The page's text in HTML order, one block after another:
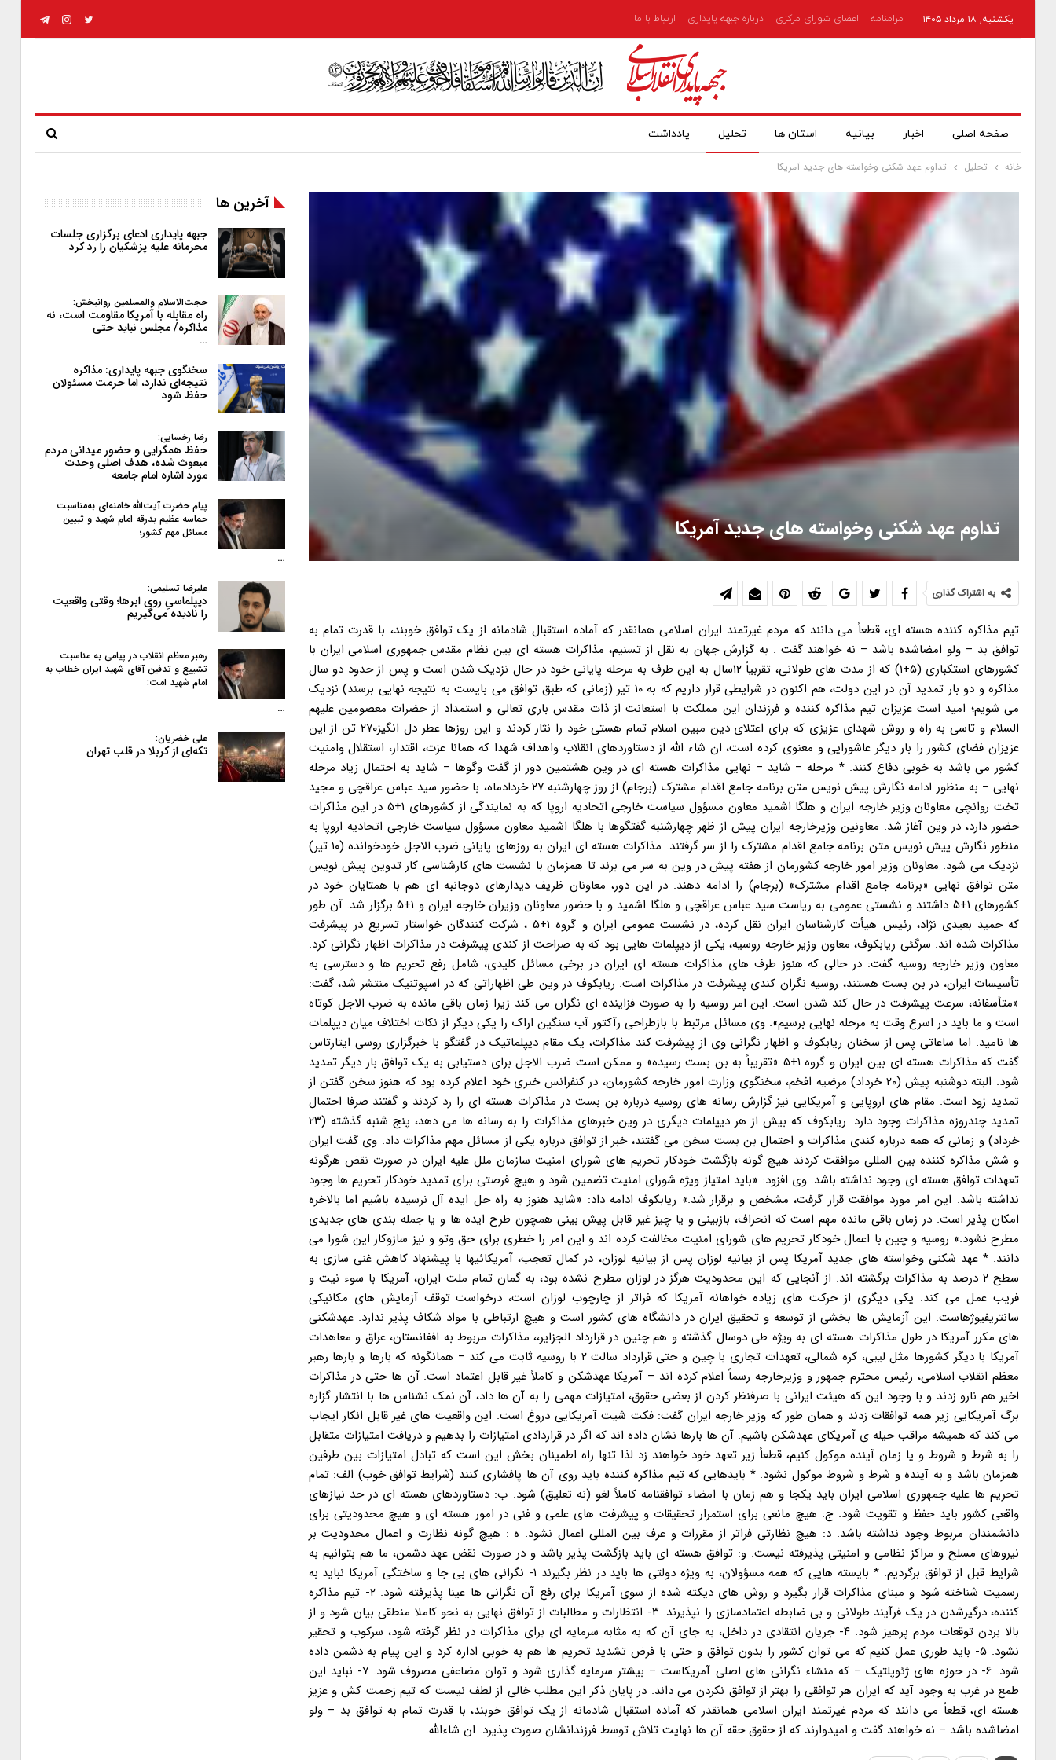
یکشنبه, ۱۸ مرداد ۱۴۰۵ مرامنامه اعضای شورای مرکزی درباره جبهه پایداری ارتباط با ما
صفحه اصلی اخبار بیانیه استان ها تحلیل یادداشت
خانه تحلیل تداوم عهد شکنی وخواسته های جدید آمریکا
تداوم عهد شکنی وخواسته های جدید آمریکا
به اشتراک گذاری
تیم مذاکره کننده هسته ای، قطعاً می دانند که مردم غیرتمند ایران اسلامی همانقدر که آماده استقبال شادمانه از یک توافق خوبند، با قدرت تمام به
توافق بد – ولو امضاشده باشد – نه خواهند گفت . به گزارش جهان به نقل از تسنیم، مذاکرات هسته ای بین نظام مقدس جمهوری اسلامی ایران با
کشورهای استکباری (۵+۱) که از مدت های طولانی، تقربیاً ۱۲سال به این طرف به مرحله پایانی خود در حال نزدیک شدن است و پس از حدود دو سال
مذاکره و دو بار تمدید آن در این دولت، هم اکنون در شرایطی قرار داریم که به ۱۰ تیر (زمانی که طبق توافق می بایست به نتیجه نهایی برسند) نزدیک
می شویم؛ امید است عزیزان تیم مذاکره کننده و فرزندان این مملکت با استعانت از ذات مقدس باری تعالی و استمداد از حضرات معصومین علیهم
السلام و تاسی به راه و روش شهدای عزیزی که برای اعتلای دین مبین اسلام تمام هستی خود را نثار کردند و این روزها عطر دل انگیز۲۷۰ تن از این
عزیزان فضای کشور را بار دیگر عاشورایی و معنوی کرده است، ان شاء الله از دستاوردهای انقلاب واهداف شهدا که همانا عزت، اقتدار، استقلال وامنیت
کشور می باشد به خوبی دفاع کنند. * مرحله – شاید – نهایی مذاکرات هسته ای در وین هشتمین دور از گفت وگوها – شاید به احتمال زیاد مرحله
نهایی – به منظور ادامه نگارش پیش نویس متن برنامه جامع اقدام مشترک (برجام) از روز چهارشنبه ۲۷ خردادماه، با حضور سید عباس عراقچی و مجید
تخت روانچی معاونان وزیر خارجه ایران و هلگا اشمید معاون مسؤول سیاست خارجی اتحادیه اروپا که به نمایندگی از کشورهای ۱+۵ در این مذاکرات
حضور دارد، در وین آغاز شد. معاونین وزیرخارجه ایران پیش از ظهر چهارشنبه گفتگوها با هلگا اشمید معاون مسؤول سیاست خارجی اتحادیه اروپا به
منظور نگارش پیش نویس متن برنامه جامع اقدام مشترک را از سر گرفتند. مذاکرات هسته ای ایران به روزهای پایانی ضرب الاجل خودخوانده (۱۰ تیر)
نزدیک می شود. معاونان وزیر امور خارجه کشورمان از هفته پیش در وین به سر می برند تا همزمان با نشست های کارشناسی کار تدوین پیش نویس
متن توافق نهایی «برنامه جامع اقدام مشترک» (برجام) را ادامه دهند. در این دور، معاونان ظریف دیدارهای دوجانبه ای هم با همتایان خود در
کشورهای ۱+۵ داشتند و نشستی عمومی به ریاست سید عباس عراقچی و هلگا اشمید و با حضور معاونان وزیران خارجه ایران و ۱+۵ برگزار شد. آن طور
که حمید بعیدی نژاد، رئیس هیأت کارشناسان ایران نقل کرده، در نشست عمومی ایران و گروه ۱+۵ ، شرکت کنندگان خواستار تسریع در پیشرفت
مذاکرات شده اند. سرگئی ریابکوف، معاون وزیر خارجه روسیه، یکی از دیپلمات هایی بود که به صراحت از کندی پیشرفت در مذاکرات اظهار نگرانی کرد.
معاون وزیر خارجه روسیه گفت: در حالی که هنوز طرف های مذاکرات هسته ای ایران در برخی مسائل کلیدی، شامل رفع تحریم ها و دسترسی به
تأسیسات ایران، در بن بست هستند، روسیه نگران کندی پیشرفت در مذاکرات است. ریابکوف در وین طی اظهاراتی که در اسپوتنیک منتشر شد، گفت:
«متأسفانه، سرعت پیشرفت در حال کند شدن است. این امر روسیه را به صورت فزاینده ای نگران می کند زیرا زمان باقی مانده به ضرب الاجل کوتاه
است و ما باید در اسرع وقت به مرحله نهایی برسیم». وی مسائل مرتبط با بازطراحی رآکتور آب سنگین اراک را یکی دیگر از نکات اختلاف میان دیپلمات
ها نامید. اما ساعاتی پس از سخنان ریابکوف و اظهار نگرانی وی از پیشرفت کند مذاکرات، یک مقام دیپلماتیک در گفتگو با خبرگزاری روسی ایتارتاس
گفت که مذاکرات هسته ای بین ایران و گروه ۱+۵ «تقریباً به بن بست رسیده» و ممکن است ضرب الاجل برای دستیابی به یک توافق بار دیگر تمدید
شود. البته دوشنبه پیش (۲۰ خرداد) مرضیه افخم، سخنگوی وزارت امور خارجه کشورمان، در کنفرانس خبری خود اعلام کرده بود که هنوز سخن گفتن از
تمدید زود است. مقام های اروپایی و آمریکایی نیز گزارش رسانه های روسیه درباره بن بست در مذاکرات هسته ای را رد کردند و گفتند صرفا احتمال
تمدید چندروزه مذاکرات وجود دارد. ریابکوف که بیش از هر دیپلمات دیگری در وین خبرهای مذاکرات را به رسانه ها می دهد، پنج شنبه گذشته (۲۳
خرداد) و زمانی که همه درباره کندی مذاکرات و احتمال بن بست سخن می گفتند، خبر از توافق درباره یکی از مسائل مهم مذاکرات داد. وی گفت ایران
و شش مذاکره کننده بین المللی موافقت کردند هیچ گونه بازگشت خودکار تحریم های شورای امنیت سازمان ملل علیه ایران در صورت نقض هرگونه
تعهدات توافق هسته ای وجود نداشته باشد. وی افزود: «باید امتیاز ویژه شورای امنیت تضمین شود و هیچ فرصتی برای تمدید خودکار تحریم ها وجود
نداشته باشد. این امر مورد موافقت قرار گرفت، مشخص و برقرار شد.» ریابکوف ادامه داد: «شاید هنوز به راه حل ایده آل نرسیده باشیم اما بالاخره
امکان پذیر است. در زمان باقی مانده مهم است که انحراف، بازبینی و یا چیز غیر قابل پیش بینی همچون طرح ایده ها و یا جمله بندی های جدیدی
مطرح نشود.» روسیه و چین با اعمال خودکار تحریم های شورای امنیت مخالفت کرده اند و این امر را خطری برای حق وتو و نیز سازوکار این شورا می
دانند. * عهد شکنی وخواسته های جدید آمریکا پس از بیانیه لوزان پس از بیانیه لوزان، در کمال تعجب، آمریکائیها با پیشنهاد کاهش غنی سازی به
سطح ۲ درصد به مذاکرات برگشته اند. از آنجایی که این محدودیت هرگز در لوزان مطرح نشده بود، به گمان تمام ملت ایران، آمریکا با سوء نیت و
فریب عمل می کند. یکی دیگری از حرکت های زیاده خواهانه آمریکا که فراتر از چارچوب لوزان است، درخواست توقف آزمایش های مکانیکی
سانتریفیوژهاست. این آزمایش ها بخشی از توسعه و تحقیق ایران در دانشگاه های کشور است و هیچ ارتباطی با مواد شکاف پذیر ندارد. عهدشکنی
های مکرر آمریکا در طول مذاکرات هسته ای به ویژه طی دوسال گذشته و هم چنین در قرارداد الجزایر،، مذاکرات مربوط به افغانستان، عراق و معاهدات
آمریکا با دیگر کشورها مثل لیبی، کره شمالی، تعهدات تجاری با چین و حتی قرارداد سالت ۲ با روسیه ثابت می کند – همانگونه که بارها و بارها رهبر
معظم انقلاب اسلامی، رئیس محترم جمهور و وزیرخارجه رسماً اعلام کرده اند – آمریکا عهدشکن و کاملاً غیر قابل اعتماد است. آن ها حتی در مذاکرات
اخیر هم نارو زدند و با وجود این که هیئت ایرانی با صرفنظر کردن از بعضی حقوق، امتیازات مهمی را به آن ها داد، آن نمک نشناس ها با انتشار گزاره
برگ آمریکایی زیر همه توافقات زدند و همان طور که وزیر خارجه ایران گفت: فکت شیت آمریکایی دروغ است. این واقعیت های غیر قابل انکار ایجاب
می کند که همیشه مراقب حیله ی آمریکای عهدشکن باشیم. آن ها بارها نشان داده اند که اگر در قراردادی امتیازات را بدهیم و دریافت امتیازات متقابل
را به شرط و شروط و یا زمان آینده موکول کنیم، قطعاً زیر تعهد خود خواهند زد لذا تنها راه اطمینان بخش این است که تبادل امتیازات بین طرفین
همزمان باشد و به آینده و شرط و شروط موکول نشود. * بایدهایی که تیم مذاکره کننده باید روی آن ها پافشاری کنند (شرایط توافق خوب) الف: تمام
تحریم ها علیه جمهوری اسلامی ایران باید یکجا و هم زمان با امضاء توافقنامه کاملاً لغو (نه تعلیق) شود. ب: دستاوردهای هسته ای در حد نیازهای
واقعی کشور باید حفظ و تقویت شود. ج: هیچ مانعی برای استمرار تحقیقات و پیشرفت های علمی و فنی در امور هسته ای و هیچ محدودیتی برای
دانشمندان مربوط وجود نداشته باشد. د: هیچ نظارتی فراتر از مقررات و عرف بین المللی اعمال نشود. ه : هیچ گونه نظارت و اعمال محدودیت بر
نیروهای مسلح و مراکز نظامی و امنیتی پذیرفته نیست. و: توافق هسته ای باید بازگشت پذیر باشد و در صورت نقض عهد دشمن، ما هم بتوانیم به
شرایط قبل از توافق برگردیم. * بایسته هایی که همه مسؤولان، به ویژه دولتی ها باید در نظر بگیرند ۱- نگرانی های بی جا و ساختگی آمریکا نباید به
رسمیت شناخته شود و مبنای مذاکرات قرار بگیرد و روش های دیکته شده از سوی آمریکا برای رفع آن نگرانی ها عینا پذیرفته شود. ۲- تیم مذاکره
کننده، درگیرشدن در یک فرآیند طولانی و بی ضابطه اعتمادسازی را نپذیرند. ۳- انتظارات و مطالبات از توافق نهایی به نحو کاملا منطقی بیان شود و از
بالا بردن توقعات مردم پرهیز شود. ۴- جریان انتقادی در داخل، به جای آن که به مثابه سرمایه ای برای مذاکرات در نظر گرفته شود، سرکوب و تحقیر
نشود. ۵- باید طوری عمل کنیم که می توان کشور را بدون توافق و حتی با فرض تشدید تحریم ها هم به خوبی اداره کرد و این پیام به دشمن داده
شود. ۶- در حوزه های ژئوپلتیک – که منشاء نگرانی های اصلی آمریکاست – بیشتر سرمایه گذاری شود و توان مضاعفی مصروف شود. ۷- نباید این
طمع در غرب به وجود آید که ایران هر توافقی را بهتر از توافق نکردن می داند. در پایان ذکر این مطلب خالی از لطف نیست که تیم زحمت کش و عزیز
هسته ای، قطعاً می دانند که مردم غیرتمند ایران اسلامی همانقدر که آماده استقبال شادمانه از یک توافق خوبند، با قدرت تمام به توافق بد – ولو
امضاشده باشد – نه خواهند گفت و امیدوارند که از حقوق حقه آن ها نهایت تلاش توسط فرزندانشان صورت پذیرد. ان شاءالله.
آخرین ها
جبهه پایداری ادعای برگزاری جلسات
محرمانه علیه پزشکیان را رد کرد
حجت‌الاسلام والمسلمین روانبخش:
راه مقابله با آمریکا مقاومت است، نه
مذاکره/ مجلس نباید حتی
…
سخنگوی جبهه پایداری: مذاکره
نتیجه‌ای ندارد، اما حرمت مسئولان
حفظ شود
رضا رخسایی:
حفظ همگرایی و حضور میدانی مردم
مبعوث شده، هدف اصلی وحدت
مورد اشاره امام جامعه
پیام حضرت آیت‌الله خامنه‌ای به‌مناسبت
حماسه عظیم بدرقه امام شهید و تبیین
مسائل مهم کشور؛
…
علیرضا تسلیمی:
دیپلماسیِ روی ابرها؛ وقتی واقعیت
را نادیده می‌گیریم
رهبر معظم انقلاب در پیامی به‌ مناسبت
تشییع و تدفین آقای شهید ایران خطاب به
امام شهید امت:
…
علی خضریان:
تکه‌ای از کربلا در قلب تهران